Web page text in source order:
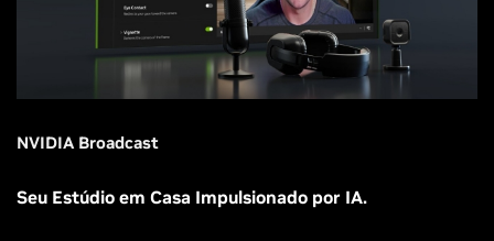
NVIDIA Broadcast
Seu Estúdio em Casa Impulsionado por IA.